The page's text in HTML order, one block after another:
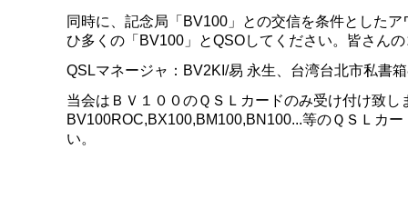
同時に、記念局「BV100」との交信を条件とした
ひ多くの「BV100」とQSOしてください。皆さん
QSLマネージャ：BV2KI/易 永生、台湾台北市私書
当会はＢＶ１００のＱＳＬカードのみ受け付け致
BV100ROC,BX100,BM100,BN100...等のＱＳＬカ
い。